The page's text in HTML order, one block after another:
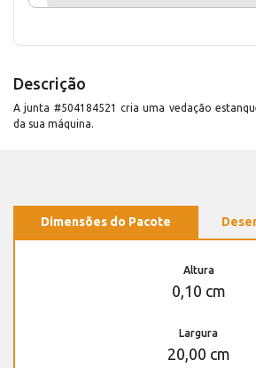
Descrição
A junta #504184521 cria uma vedação
da sua máquina.
Dimensões do Pacote
Altura
0,10 cm
Largura
20,00 cm